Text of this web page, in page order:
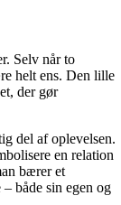
Selv når to
helt ens. Den lille
der gør
del af oplevelsen.
en relation
bærer et
både sin egen og